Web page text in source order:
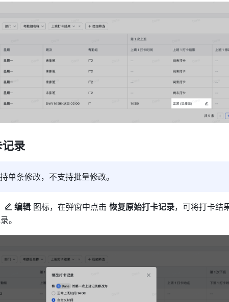
录
单条修改，不支持批量修改。
编辑 图标，在弹窗中点击 恢复原始打卡记录，可将打卡结
。